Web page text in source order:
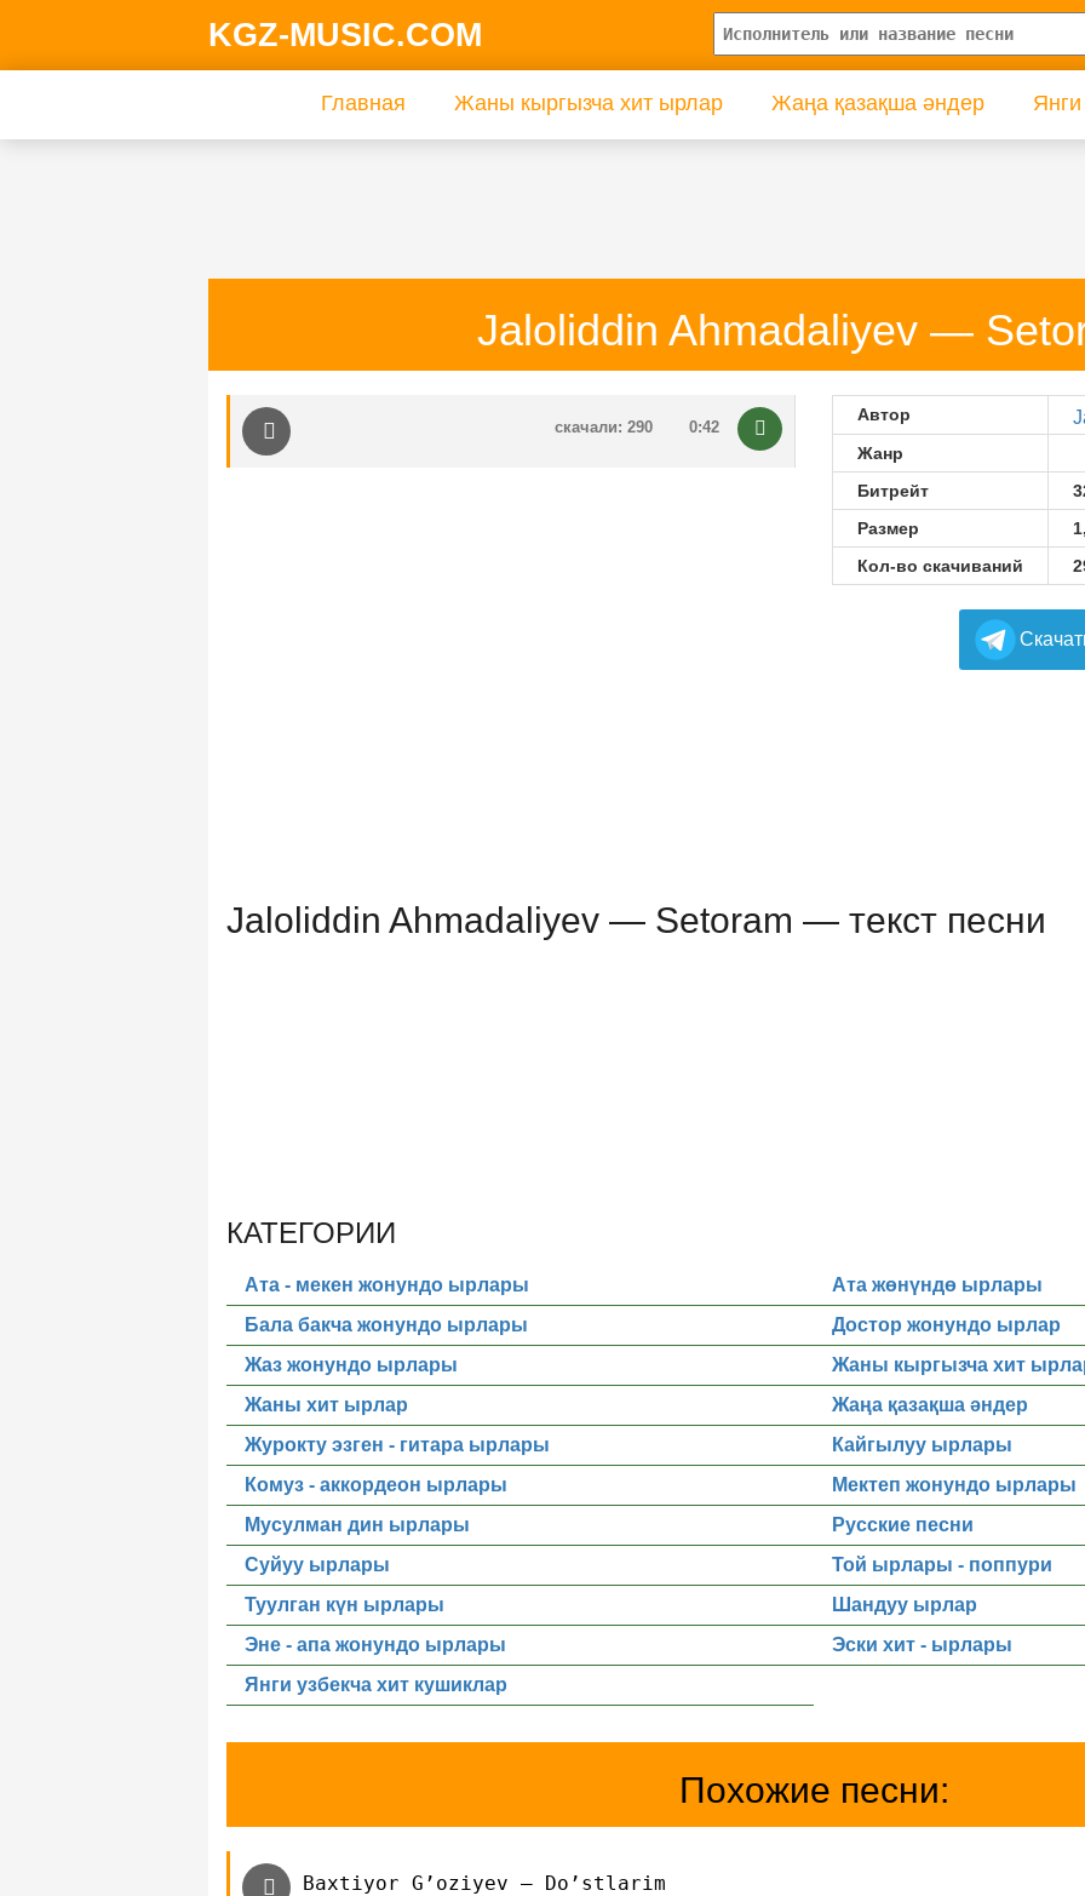
KGZ-MUSIC.COM
Главная Жаны кыргызча хит ырлар Жаңа қазақша әндер
Jaloliddin Ahmadaliyev —
0:42
скачали: 290
Автор
Жанр
Битрейт
Размер
Кол-во скачиваний
Jaloliddin Ahmadaliyev — Setoram — текст песни
КАТЕГОРИИ
Ата - мекен жонундо ырлары
Ата жөнүндө ырлары
Бала бакча жонундо ырлары
Достор жонундо ырлар
Жаз жонундо ырлары
Жаны кыргызча хит
Жаны хит ырлар
Жаңа қазақша әндер
Журокту эзген - гитара ырлары
Кайгылуу ырлары
Комуз - аккордеон ырлары
Мектеп жонундо ырлары
Мусулман дин ырлары
Русские песни
Суйуу ырлары
Той ырлары - поппури
Туулган күн ырлары
Шандуу ырлар
Эне - апа жонундо ырлары
Эски хит - ырлары
Янги узбекча хит кушиклар
Похожие песни:
Baxtiyor G’oziyev — Do’stlarim